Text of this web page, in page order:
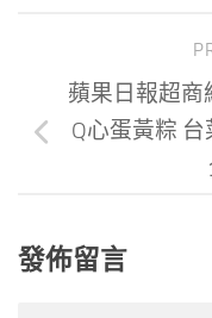
蘋果日報超商
Q心蛋黃粽
發佈留言